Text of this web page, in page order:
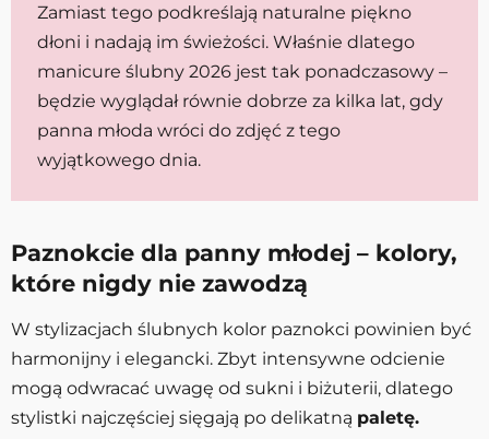
Zamiast tego podkreślają naturalne piękno
dłoni i nadają im świeżości. Właśnie dlatego
manicure ślubny 2026 jest tak ponadczasowy –
będzie wyglądał równie dobrze za kilka lat, gdy
panna młoda wróci do zdjęć z tego
wyjątkowego dnia.
Paznokcie dla panny młodej – kolory,
które nigdy nie zawodzą
W stylizacjach ślubnych kolor paznokci powinien być
harmonijny i elegancki. Zbyt intensywne odcienie
mogą odwracać uwagę od sukni i biżuterii, dlatego
stylistki najczęściej sięgają po delikatną paletę.